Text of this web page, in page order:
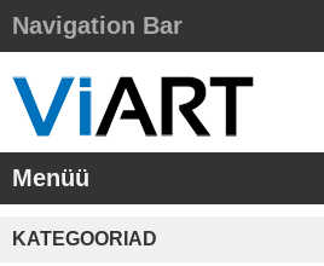
Navigation Bar
Menüü
KATEGOORIAD